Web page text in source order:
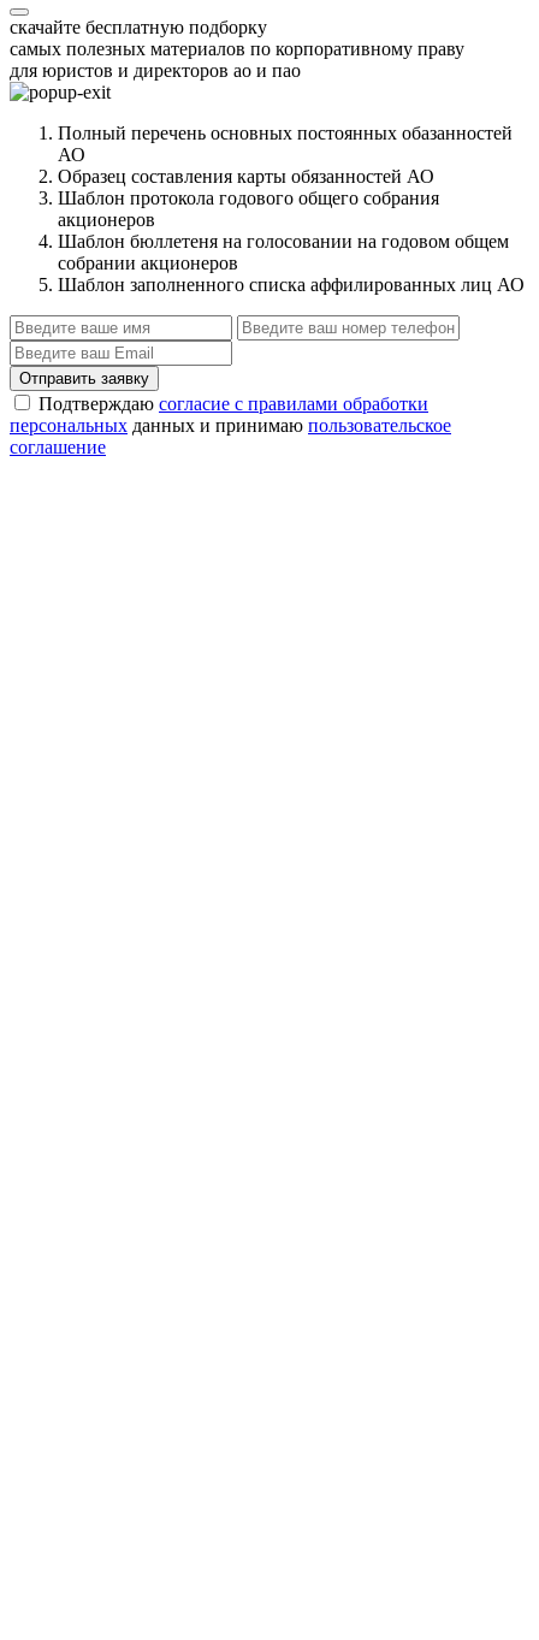
скачайте бесплатную подборку
самых полезных материалов по корпоративному праву
для юристов и директоров ао и пао
Полный перечень основных постоянных обазанностей
АО
Образец составления карты обязанностей АО
Шаблон протокола годового общего собрания
акционеров
Шаблон бюллетеня на голосовании на годовом общем
собрании акционеров
Шаблон заполненного списка аффилированных лиц АО
Отправить заявку
Подтверждаю согласие с правилами обработки
персональных данных и принимаю пользовательское
соглашение